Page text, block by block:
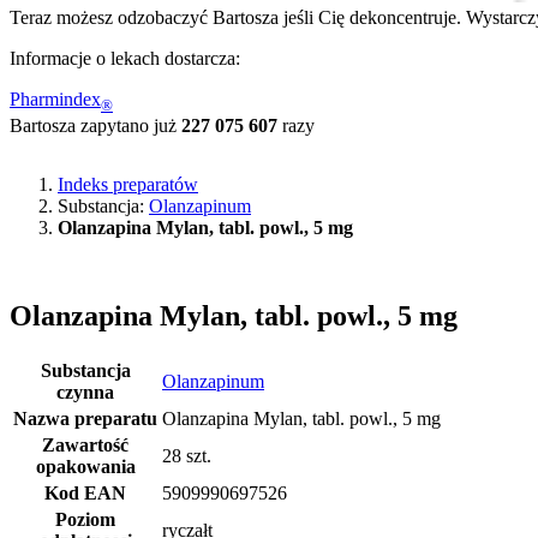
Teraz możesz odzobaczyć Bartosza jeśli Cię dekoncentruje.
Informacje o lekach dostarcza:
Pharmindex®
Bartosza zapytano już 227 075 607 razy
Indeks preparatów
Substancja: Olanzapinum
Olanzapina Mylan, tabl. powl., 5 mg
Olanzapina Mylan, tabl. powl., 5 mg
Substancja
czynna
Olanzapinum
Nazwa preparatu Olanzapina Mylan, tabl. powl., 5 mg
Zawartość
opakowania
28 szt.
Kod EAN
5909990697526
Poziom
ryczałt